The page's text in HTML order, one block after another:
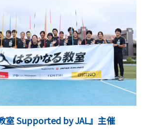
室 Supported by JAL』主催